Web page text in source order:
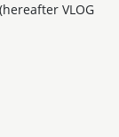
VLOG